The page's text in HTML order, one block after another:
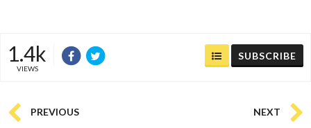
1.4k
VIEWS
SUBSCRIBE
PREVIOUS NEXT